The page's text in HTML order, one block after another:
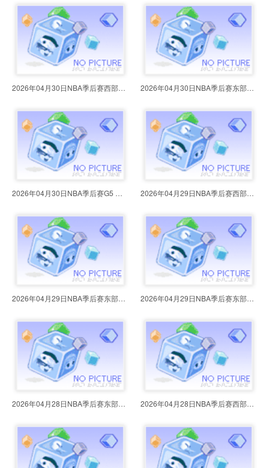
2026年04月30日NBA季后赛西部首轮G 2026年04月30日NBA季后赛东部首轮G
2026年04月30日NBA季后赛G5 猛龙vs 2026年04月29日NBA季后赛西部首轮G
2026年04月29日NBA季后赛东部首轮G 2026年04月29日NBA季后赛东部首轮G
2026年04月28日NBA季后赛东部首轮G 2026年04月28日NBA季后赛西部首轮G